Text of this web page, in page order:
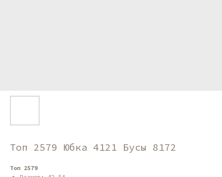
Топ 2579 Юбка 4121 Бусы 8172
Топ 2579